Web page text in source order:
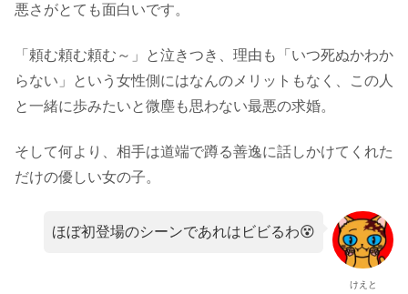
悪さがとても面白いです。
「頼む頼む頼む～」と泣きつき、理由も「いつ死ぬかわか
らない」という女性側にはなんのメリットもなく、この人
と一緒に歩みたいと微塵も思わない最悪の求婚。
そして何より、相手は道端で蹲る善逸に話しかけてくれた
だけの優しい女の子。
けえと
ほぼ初登場のシーンであれはビビるわ😵